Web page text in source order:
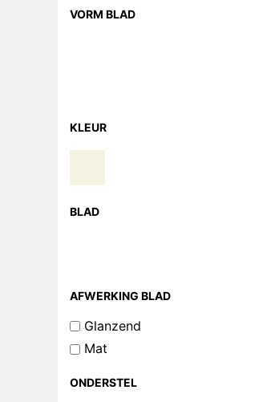
VORM BLAD
KLEUR
BLAD
AFWERKING BLAD
Glanzend
Mat
ONDERSTEL